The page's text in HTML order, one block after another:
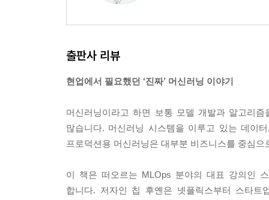
6장 모델 개발과 오프라인 평가
6.2 모델 오프라인 평가
7.1 머신러닝 배포에 대한 통념
7.2 배치 예측 vs. 온라인 예측
7.4 클라우드와 에지에서의 머신러닝
7.5 정리
출판사 리뷰
현업에서 필요했던 ‘진짜’ 머신러닝 이야기
머신러닝이라고 하면 보통 모델 개발과 알고리
많습니다. 머신러닝 시스템을 이루고 있는 데이
프로덕션용 머신러닝은 대부분 비즈니스를 중심
이 책은 떠오르는 MLOps 분야의 대표 강의인
합니다. 저자인 칩 후옌은 넷플릭스부터 스타